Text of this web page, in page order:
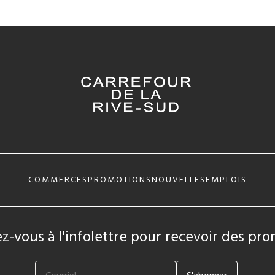
COMMERCESPROMOTIONSNOUVELLESEMPLOIS
vous à l'infolettre pour recevoir des